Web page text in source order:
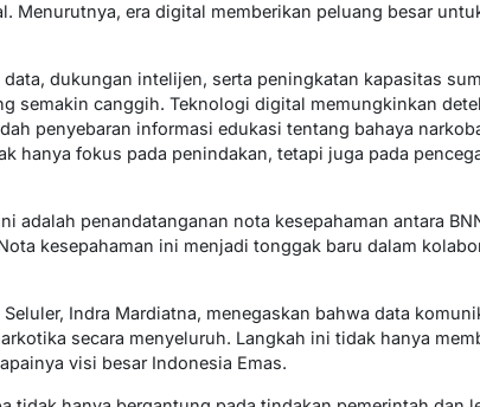
Menurutnya, era digital memberikan peluang besar
dukungan intelijen, serta peningkatan kapasitas
semakin canggih. Teknologi digital memungkinkan
penyebaran informasi edukasi tentang bahaya
hanya fokus pada penindakan, tetapi juga pada
adalah penandatanganan nota kesepahaman antara
kesepahaman ini menjadi tonggak baru dalam
Indra Mardiatna, menegaskan bahwa data
secara menyeluruh. Langkah ini tidak hanya
visi besar Indonesia Emas.